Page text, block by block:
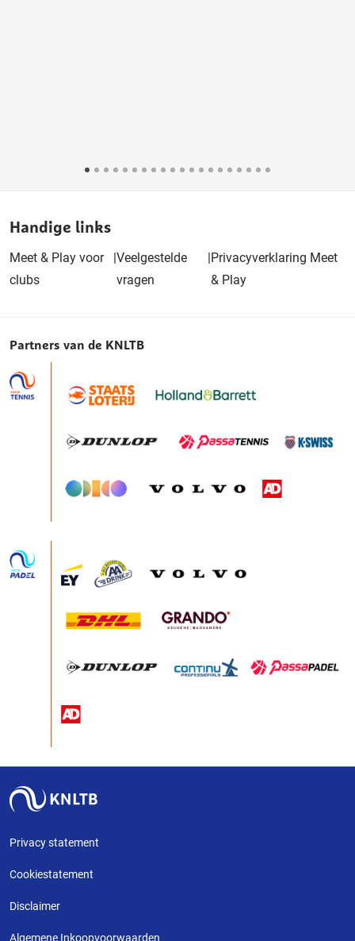
Handige links
Meet & Play voor
clubs
|Veelgestelde
vragen
|Privacyverklaring Meet
& Play
Partners van de KNLTB
Privacy statement
Cookiestatement
Disclaimer
Algemene Inkoopvoorwaarden